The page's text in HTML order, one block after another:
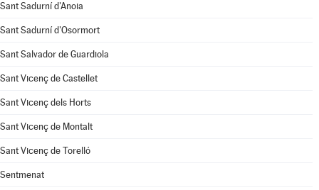
Sant Sadurní d'Anoia
Sant Sadurní d'Osormort
Sant Salvador de Guardiola
Sant Vicenç de Castellet
Sant Vicenç dels Horts
Sant Vicenç de Montalt
Sant Vicenç de Torelló
Sentmenat